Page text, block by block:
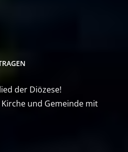
der Diözese!
und Gemeinde mit